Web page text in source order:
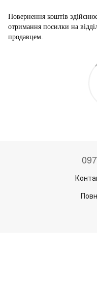
Повернення коштів
отримання посилки на
продавцем.